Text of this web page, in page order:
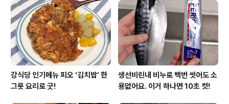
강식당 인기메뉴 피오 ‘김치밥’ 한
그릇 요리로 굿!
생선비린내 비누로 백번 씻어도 소
용없어요. 이거 하나면 10초 컷!